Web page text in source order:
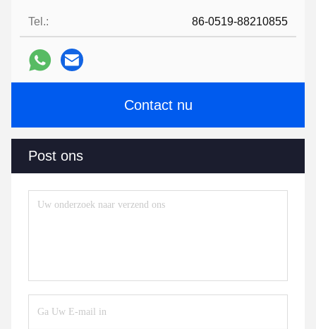
Tel.: 86-0519-88210855
Contact nu
Post ons